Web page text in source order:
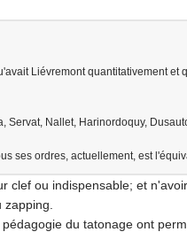
Liévremont quantitativement et
Servat, Nallet, Harinordoquy,
ses ordres, actuellement, est
clef ou indispensable; et
du tatonage ont